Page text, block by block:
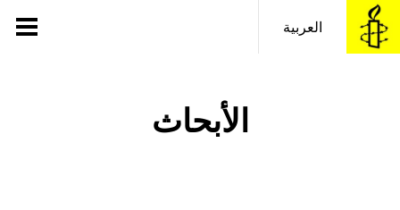
العربية
تخطى
إلى
المحتوى
الأبحاث